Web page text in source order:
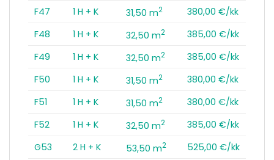
F47
1 H + K 31,50 m2
380,00 €/kk
F48
1 H + K 32,50 m2
385,00 €/kk
F49
1 H + K 32,50 m2
385,00 €/kk
F50
1 H + K 31,50 m2
380,00 €/kk
F51
1 H + K 31,50 m2
380,00 €/kk
F52
1 H + K 32,50 m2
385,00 €/kk
G53
2 H + K 53,50 m2
525,00 €/kk